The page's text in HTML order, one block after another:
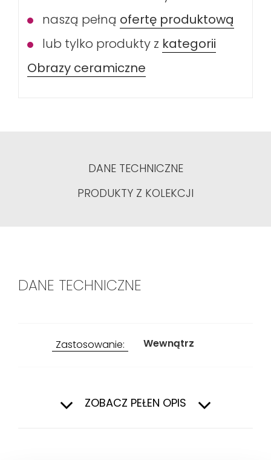
naszą pełną ofertę produktową
lub tylko produkty z kategorii
Obrazy ceramiczne
DANE TECHNICZNE
PRODUKTY Z KOLEKCJI
DANE TECHNICZNE
Zastosowanie: Wewnątrz
Łazienka
ZOBACZ PEŁEN OPIS